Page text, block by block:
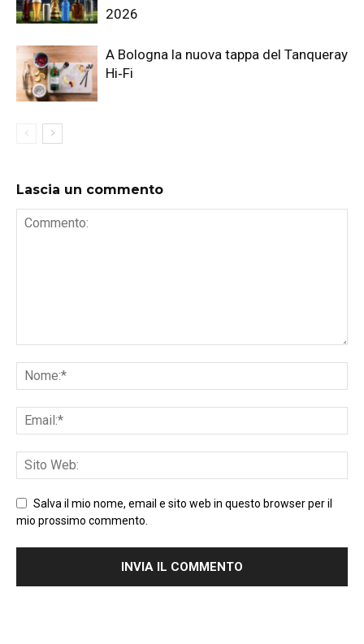
2026
A Bologna la nuova tappa del Tanqueray
Hi‑Fi
Lascia un commento
Salva il mio nome, email e sito web in questo browser per il
mio prossimo commento.